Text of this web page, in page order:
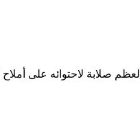
صلابة لاحتوائه على أملاح